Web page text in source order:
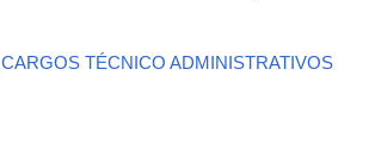
CARGOS TÉCNICO ADMINISTRATIVOS